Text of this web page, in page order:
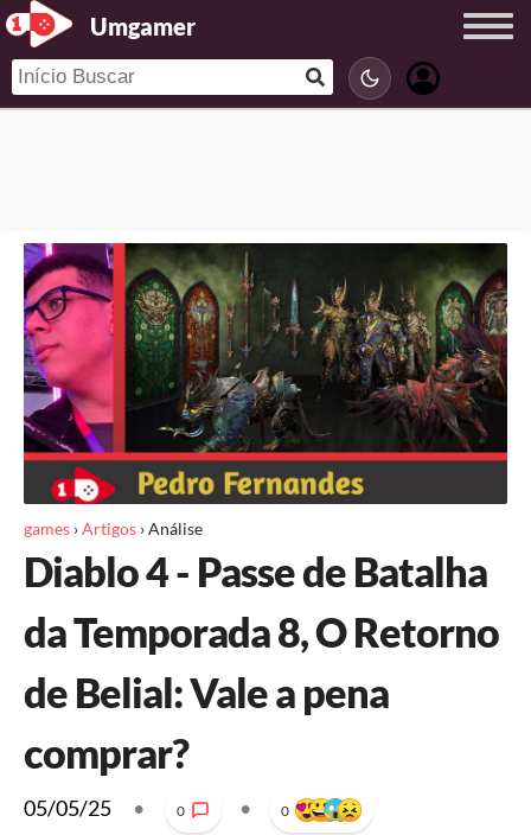
Umgamer
games ›Artigos ›Análise
Diablo 4 - Passe de Batalha
da Temporada 8, O Retorno
de Belial: Vale a pena
comprar?
05/05/25 • 0 • 0